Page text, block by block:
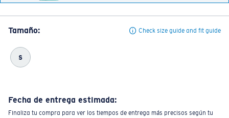
Tamaño: Check size guide and fit guide
S
Fecha de entrega estimada:
Finaliza tu compra para ver los tiempos de entrega más precisos según tu